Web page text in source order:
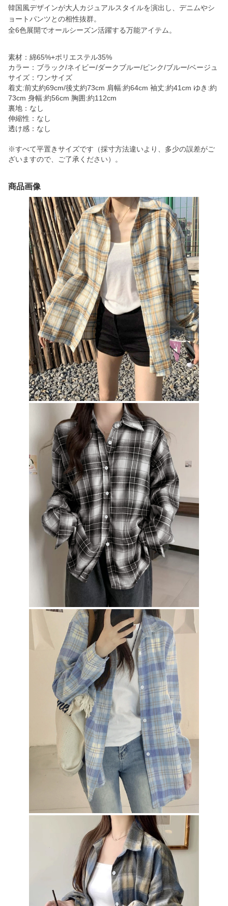
韓国風デザインが大人カジュアルスタイルを演出し、デニムやシ
ョートパンツとの相性抜群。
全6色展開でオールシーズン活躍する万能アイテム。
素材：綿65%+ポリエステル35%
カラー：ブラック/ネイビー/ダークブルー/ピンク/ブルー/ベージュ
サイズ：ワンサイズ
着丈:前丈約69cm/後丈約73cm 肩幅:約64cm 袖丈:約41cm ゆき:約
73cm 身幅:約56cm 胸囲:約112cm
裏地：なし
伸縮性：なし
透け感：なし
※すべて平置きサイズです（採寸方法違いより、多少の誤差がご
ざいますので、ご了承ください）。
商品画像